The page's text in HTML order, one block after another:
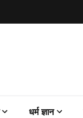
धर्म ज्ञान